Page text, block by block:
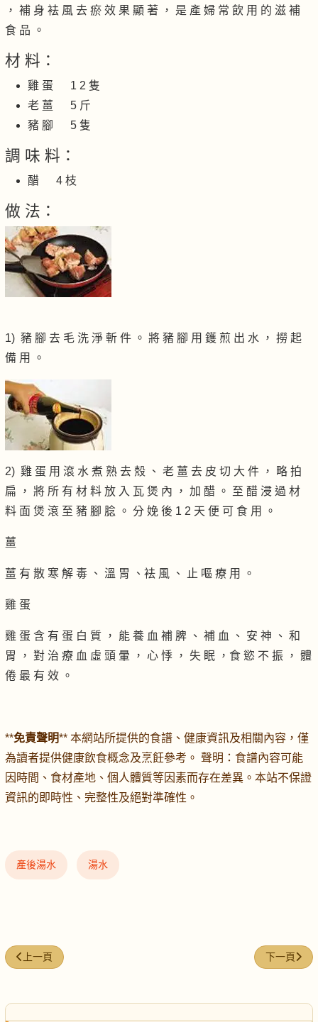
， 補 身 袪 風 去 瘀 效 果 顯 著 ， 是 產 婦 常 飲 用 的 滋 補
食 品 。
材 料：
雞 蛋 1 2 隻
老 薑 5 斤
豬 腳 5 隻
調 味 料：
醋 4 枝
做 法：
1) 豬 腳 去 毛 洗 淨 斬 件 。 將 豬 腳 用 鑊 煎 出 水 ， 撈 起
備 用 。
2) 雞 蛋 用 滾 水 煮 熟 去 殼 、 老 薑 去 皮 切 大 件 ， 略 拍
扁 ， 將 所 有 材 料 放 入 瓦 煲 內 ， 加 醋 。 至 醋 浸 過 材
料 面 煲 滾 至 豬 腳 腍 。 分 娩 後 1 2 天 便 可 食 用 。
薑
薑 有 散 寒 解 毒 、 溫 胃 、袪 風 、 止 嘔 療 用 。
雞 蛋
雞 蛋 含 有 蛋 白 質 ， 能 養 血 補 脾 、 補 血 、 安 神 、 和
胃 ， 對 治 療 血 虛 頭 暈 ， 心 悸 ， 失 眠 ，食 慾 不 振 ， 體
倦 最 有 效 。
**免責聲明** 本網站所提供的食譜、健康資訊及相關內容，僅
為讀者提供健康飲食概念及烹飪參考。 聲明：食譜內容可能
因時間、食材產地、個人體質等因素而存在差異。本站不保證
資訊的即時性、完整性及絕對準確性。
產後湯水 湯水
上一篇文章: 紅棗海馬燉羊肉湯
上一頁 下一篇文章
下一頁